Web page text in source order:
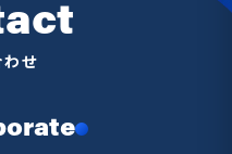
わせ